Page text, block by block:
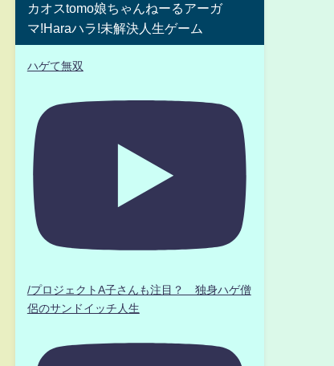
カオスtomo娘ちゃんねーるアーガ
マ!Haraハラ!未解決人生ゲーム
ハゲて無双
/プロジェクトA子さんも注目？ 独身ハゲ僧
侶のサンドイッチ人生